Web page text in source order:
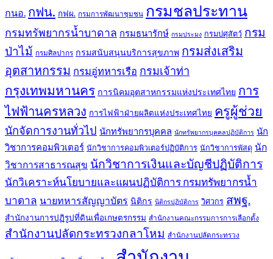
กนอ. กฟน. กฟผ. กรมการพัฒนาชุมชน กรมชลประทาน
กรมทรัพยากรน้ำบาดาล กรมธนารักษ์ กรมประมง กรมปศุสัตว์ กรม
ป่าไม้ กรมศิลปากร กรมสนับสนุนบริการสุขภาพ กรมส่งเสริม
อุตสาหกรรม กรมอู่ทหารเรือ กรมเจ้าท่า
กรุงเทพมหานคร การนิคมอุตสาหกรรมแห่งประเทศไทย การ
ไฟฟ้านครหลวง การไฟฟ้าฝ่ายผลิตแห่งประเทศไทย ครูผู้ช่วย
นักจัดการงานทั่วไป นักทรัพยากรบุคคล นักทรัพยากรบุคคลปฏิบัติการ นัก
วิชาการคอมพิวเตอร์ นักวิชาการคอมพิวเตอร์ปฏิบัติการ นักวิชาการพัสดุ นัก
วิชาการสาธารณสุข นักวิชาการเงินและบัญชีปฏิบัติการ
นักวิเคราะห์นโยบายและแผนปฏิบัติการ กรมทรัพยากรน้ำ
บาดาล นายทหารสัญญาบัตร นิติกร นิติกรปฏิบัติการ วิศวกร สพฐ.
สำนักงานการปฏิรูปที่ดินเพื่อเกษตรกรรม สำนักงานคณะกรรมการการเลือกตั้ง
สำนักงานปลัดกระทรวงกลาโหม สำนักงานปลัดกระทรวง